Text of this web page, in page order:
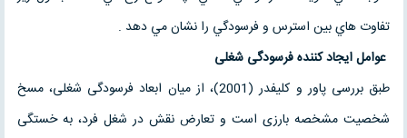
تفاوت هاي بين استرس و فرسودگي را نشان مي دهد .
عوامل ایجاد کننده فرسودگی شغلی
طبق بررسی پاور و کلیفدر (2001)، از میان ابعاد فرسودگی شغلی، مسخ
شخصیت مشخصه بارزی است و تعارض نقش در شغل فرد، به خستگی